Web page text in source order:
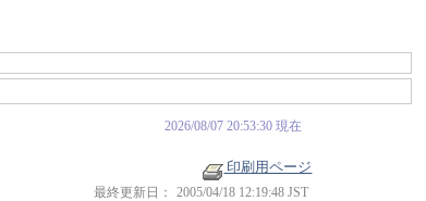
2026/08/07 20:53:30 現在
印刷用ページ
最終更新日： 2005/04/18 12:19:48 JST